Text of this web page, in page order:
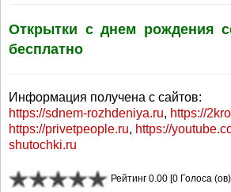
Открытки с днем рождения
бесплатно
Информация получена с сайтов:
https://sdnem-rozhdeniya.ru, https://
https://privetpeople.ru, https://
shutochki.ru
Рейтинг 0.00 [0 Голоса